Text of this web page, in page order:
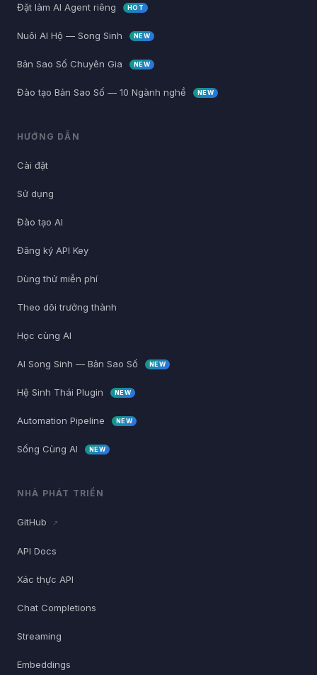
Đặt làm AI Agent riêng HOT
Nuôi AI Hộ — Song Sinh NEW
Bản Sao Số Chuyên Gia NEW
Đào tạo Bản Sao Số — 10 Ngành nghề NEW
HƯỚNG DẪN
Cài đặt
Sử dụng
Đào tạo AI
Đăng ký API Key
Dùng thử miễn phí
Theo dõi trưởng thành
Học cùng AI
AI Song Sinh — Bản Sao Số NEW
Hệ Sinh Thái Plugin NEW
Automation Pipeline NEW
Sống Cùng AI NEW
NHÀ PHÁT TRIỂN
GitHub ↗
API Docs
Xác thực API
Chat Completions
Streaming
Embeddings